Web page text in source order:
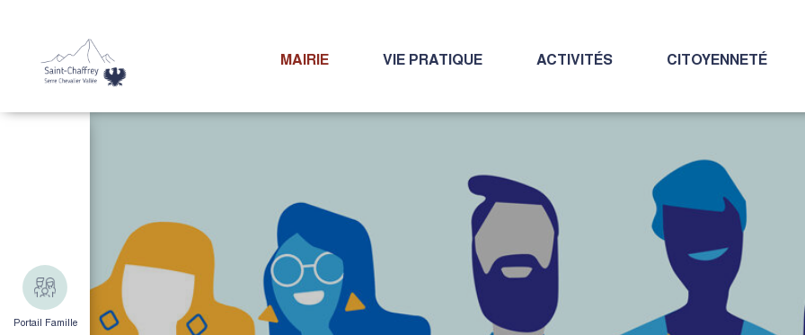
MAIRIE VIE PRATIQUE ACTIVITÉS CITOYENNETÉ
Portail Famille